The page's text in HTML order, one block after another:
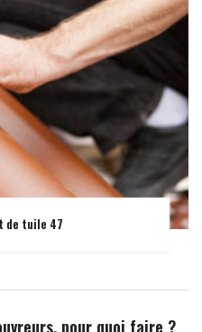
de tuile 47
pour quoi faire ?